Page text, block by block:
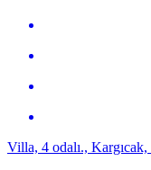
Villa, 4 odalı.,